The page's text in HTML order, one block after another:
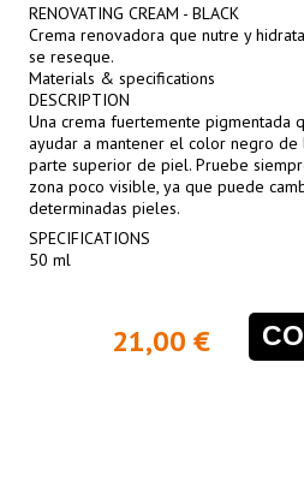
RENOVATING CREAM - BLACK
Crema renovadora que nutre y
se reseque.
Materials & specifications
DESCRIPTION
Una crema fuertemente pigmentada
ayudar a mantener el color negro de
parte superior de piel. Pruebe
zona poco visible, ya que puede
determinadas pieles.
SPECIFICATIONS
50 ml
21,00 €